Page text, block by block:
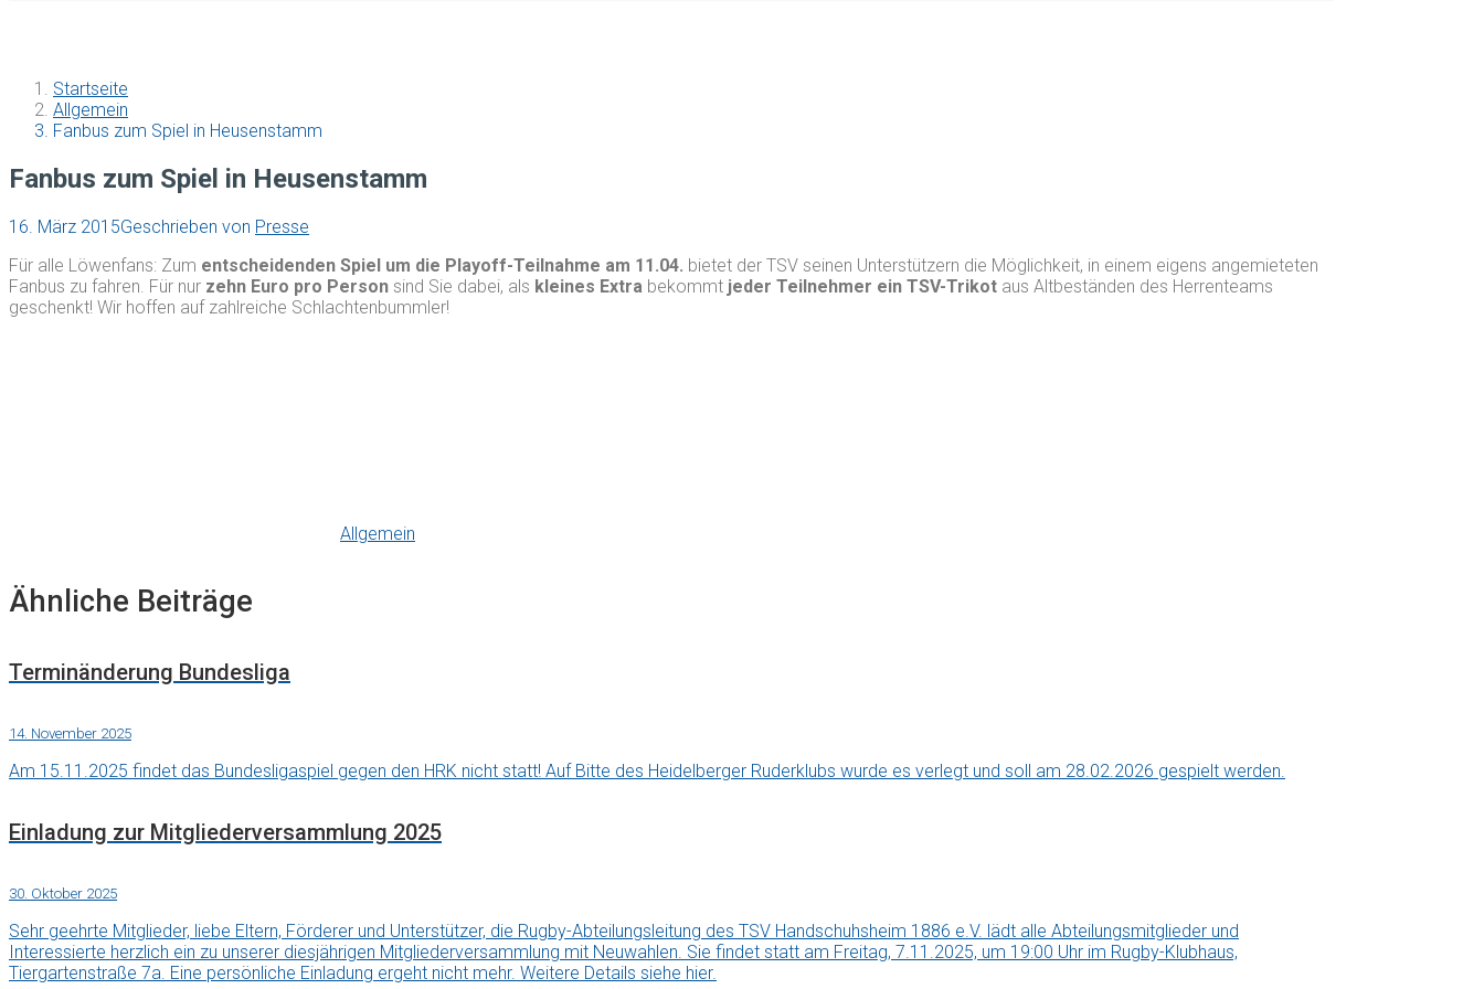
Startseite
Allgemein
Fanbus zum Spiel in Heusenstamm
Fanbus zum Spiel in Heusenstamm
16. März 2015Geschrieben von Presse
Für alle Löwenfans: Zum entscheidenden Spiel um die Playoff-Teilnahme am 11.04. bietet der TSV seinen Unterstützern die Möglichkeit, in einem eigens angemieteten
Fanbus zu fahren. Für nur zehn Euro pro Person sind Sie dabei, als kleines Extra bekommt jeder Teilnehmer ein TSV-Trikot aus Altbeständen des Herrenteams
geschenkt! Wir hoffen auf zahlreiche Schlachtenbummler!
Allgemein
Ähnliche Beiträge
Terminänderung Bundesliga
14. November 2025
Am 15.11.2025 findet das Bundesligaspiel gegen den HRK nicht statt! Auf Bitte des Heidelberger Ruderklubs wurde es verlegt und soll am 28.02.2026 gespielt werden.
Einladung zur Mitgliederversammlung 2025
30. Oktober 2025
Sehr geehrte Mitglieder, liebe Eltern, Förderer und Unterstützer, die Rugby-Abteilungsleitung des TSV Handschuhsheim 1886 e.V. lädt alle Abteilungsmitglieder und
Interessierte herzlich ein zu unserer diesjährigen Mitgliederversammlung mit Neuwahlen. Sie findet statt am Freitag, 7.11.2025, um 19:00 Uhr im Rugby-Klubhaus,
Tiergartenstraße 7a. Eine persönliche Einladung ergeht nicht mehr. Weitere Details siehe hier.